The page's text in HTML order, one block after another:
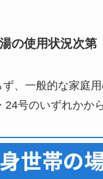
の使用状況次第
ず、一般的な家庭
24号のいずれかか